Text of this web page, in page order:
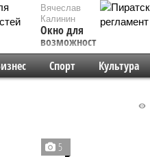
Вячеслав
Калинин
Окно для
возможностей
Спорт Культура
5